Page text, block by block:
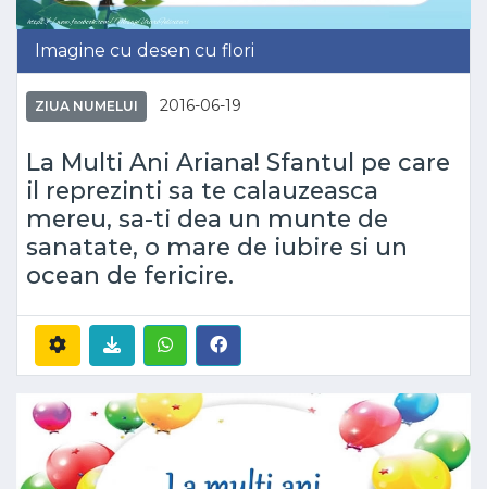
Imagine cu desen cu flori
ZIUA NUMELUI 2016-06-19
La Multi Ani Ariana! Sfantul pe care
il reprezinti sa te calauzeasca
mereu, sa-ti dea un munte de
sanatate, o mare de iubire si un
ocean de fericire.